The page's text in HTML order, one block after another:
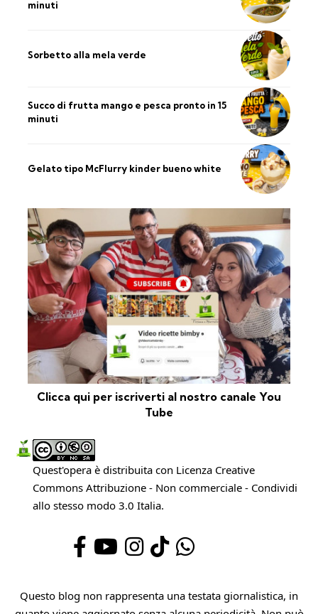
minuti
Sorbetto alla mela verde
Succo di frutta mango e pesca pronto in 15
minuti
Gelato tipo McFlurry kinder bueno white
Clicca qui per iscriverti al nostro canale You
Tube
Quest'opera è distribuita con Licenza Creative
Commons Attribuzione - Non commerciale - Condividi
allo stesso modo 3.0 Italia.
Questo blog non rappresenta una testata giornalistica, in